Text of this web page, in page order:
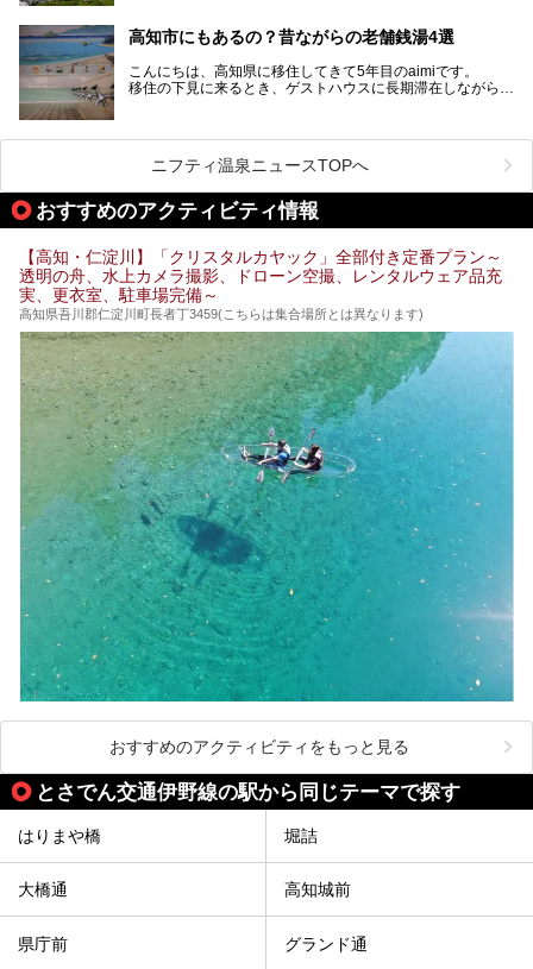
が見れる場所。
帰り温泉（お風呂）がありません。
中でもライターおすすめの３つの温泉をご紹介します。
などが問題なければ、温泉に入ってから向かうことをオスス
メします。
なぜなら最寄り温泉でも車で４０分、山を降りていかねばな
りませんからね…！！
もしくは、翌日キャンプ帰りに立ち寄るのもおすすめです。
それでは見ていきましょう。
高知市にもあるの？昔ながらの老舗銭湯4選
こんにちは、高知県に移住してきて5年目のaimiです。
移住の下見に来るとき、ゲストハウスに長期滞在しながら観
高知市というと、高知県の人口の半分が集まっているにぎや
かなイメージがある方も多いかと思いますが、昔ながらの老
舗銭湯がけっこうな数あるのですよ。
規模は小さいながら、元気に営業中なので観光がてら訪問し
てみてはいかがでしょう？
Kですよ♪
それではチェックしてきましょう♪
ニフティ温泉ニュースTOPへ
おすすめのアクティビティ情報
【高知・仁淀川】「クリスタルカヤック」全部付き定番プラン～
透明の舟、水上カメラ撮影、ドローン空撮、レンタルウェア品充
実、更衣室、駐車場完備～
高知県吾川郡仁淀川町長者丁3459(こちらは集合場所とは異なります)
おすすめのアクティビティをもっと見る
とさでん交通伊野線の駅から同じテーマで探す
はりまや橋 堀詰
大橋通 高知城前
県庁前 グランド通